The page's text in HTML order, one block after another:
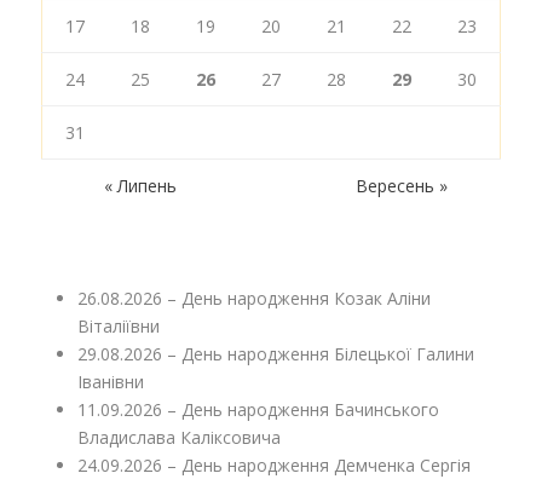
17 18 19 20 21 22 23
24 25 26 27 28 29 30
31
« Липень Вересень »
26.08.2026 – День народження Козак Аліни
Віталіївни
29.08.2026 – День народження Білецької Галини
Іванівни
11.09.2026 – День народження Бачинського
Владислава Каліксовича
24.09.2026 – День народження Демченка Сергія